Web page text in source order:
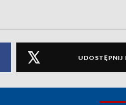
UDOSTĘPNIJ